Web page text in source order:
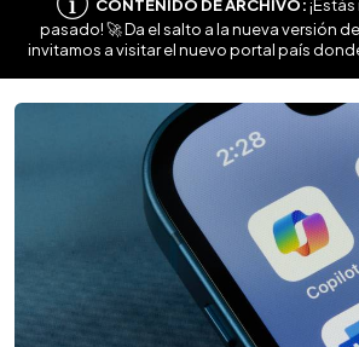
CONTENIDO DE ARCHIVO:
pasado! 🚀 Da el salto a la nueva versión de
invitamos a visitar el nuevo portal país